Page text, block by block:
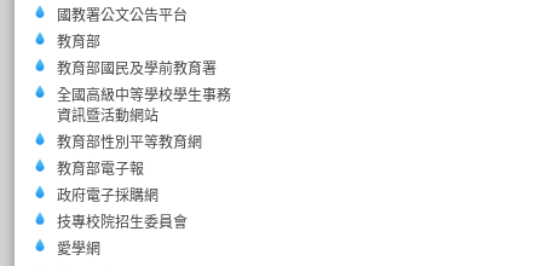
國教署公文公告平台
教育部
教育部國民及學前教育署
全國高級中等學校學生事務
資訊暨活動網站
教育部性別平等教育網
教育部電子報
政府電子採購網
技專校院招生委員會
愛學網